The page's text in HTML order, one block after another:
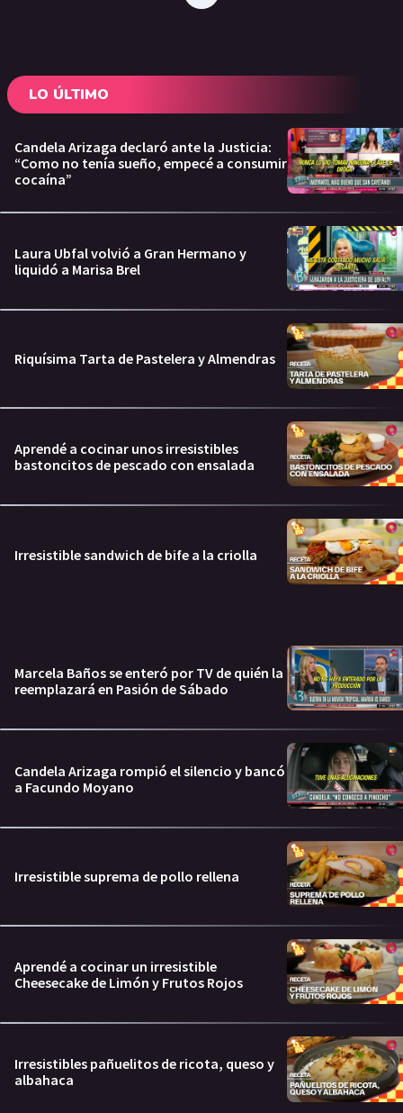
LO ÚLTIMO
Candela Arizaga declaró ante la Justicia:
“Como no tenía sueño, empecé a consumir
cocaína”
Laura Ubfal volvió a Gran Hermano y
liquidó a Marisa Brel
Riquísima Tarta de Pastelera y Almendras
Aprendé a cocinar unos irresistibles
bastoncitos de pescado con ensalada
Irresistible sandwich de bife a la criolla
Marcela Baños se enteró por TV de quién la
reemplazará en Pasión de Sábado
Candela Arizaga rompió el silencio y bancó
a Facundo Moyano
Irresistible suprema de pollo rellena
Aprendé a cocinar un irresistible
Cheesecake de Limón y Frutos Rojos
Irresistibles pañuelitos de ricota, queso y
albahaca